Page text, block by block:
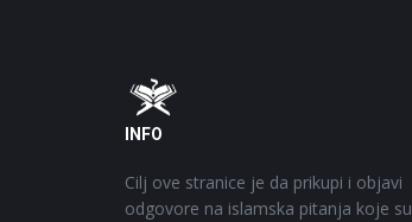
Footer
INFO
Cilj ove stranice je da prikupi i objavi
odgovore na islamska pitanja koje su